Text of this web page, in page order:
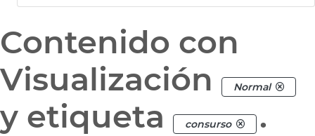
Contenido con
Visualización
Normal
y etiqueta consurso .